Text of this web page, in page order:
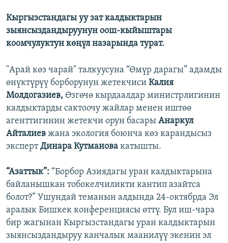
Кыргызстандагы уу зат калдыктарын
зыянсыздандыруунун оош-кыйыштары
коомчулуктун көңүл назарында турат.
"Арай көз чарай" талкуусуна “Өмүр дарагы” адамды
өнүктүрүү борборунун жетекчиси Калия
Молдогазиев, Өзгөчө кырдаалдар министрлигинин
калдыктарды сактоочу жайлар менен иштөө
агенттигинин жетекчи орун басары Анаркул
Айталиев жана экология боюнча көз карандысыз
экспертДинара Кутманова катышты.
“Азаттык”: “Борбор Азиядагы уран калдыктарына
байланышкан тобокелчиликти кантип азайтса
болот?” Ушундай теманын алдында 24-октябрда Эл
аралык Бишкек конференциясы өттү. Бул иш-чара
бир жагынан Кыргызстандагы уран калдыктарын
зыянсыздандыруу канчалык маанилүү экенин эл